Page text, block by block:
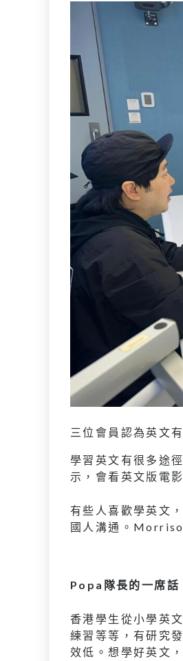
三位會員認為英文有
學習英文有很多途
示，會看英文版電
有些人喜歡學英文
國人溝通。
Popa 隊長的一席話
香港學生從小學英
練習等等，有研究
效低。想學好英文